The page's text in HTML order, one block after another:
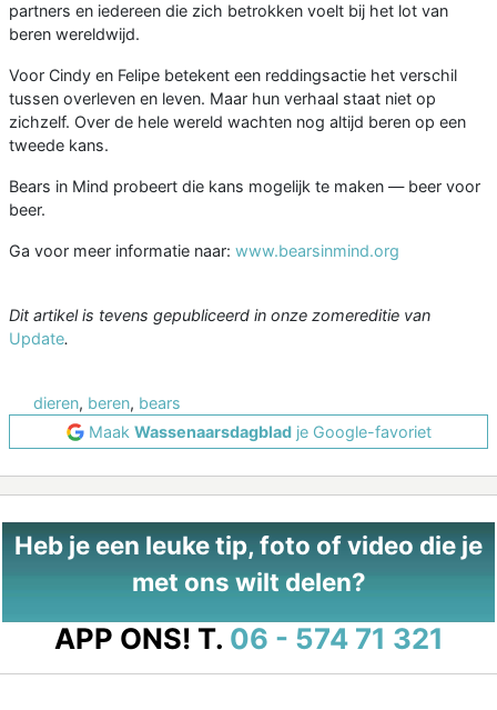
partners en iedereen die zich betrokken voelt bij het lot van
beren wereldwijd.
Voor Cindy en Felipe betekent een reddingsactie het verschil
tussen overleven en leven. Maar hun verhaal staat niet op
zichzelf. Over de hele wereld wachten nog altijd beren op een
tweede kans.
Bears in Mind probeert die kans mogelijk te maken — beer voor
beer.
Ga voor meer informatie naar: www.bearsinmind.org
Dit artikel is tevens gepubliceerd in onze zomereditie van
Update.
dieren, beren, bears
Maak Wassenaarsdagbladje Google-favoriet
Heb je een leuke tip, foto of video die je
met ons wilt delen?
APP ONS! T. 06 - 574 71 321